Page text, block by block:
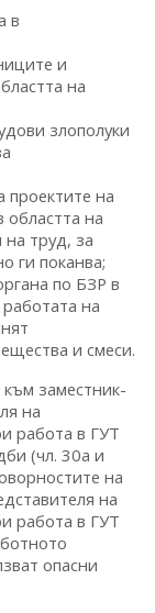
в
и
на
злополуки
проектите на
на
на труд, за
ги поканва;
по БЗР в
на
и смеси.
заместник-
на
работа в ГУТ
(чл. 30а и
на
на
работа в ГУТ
опасни